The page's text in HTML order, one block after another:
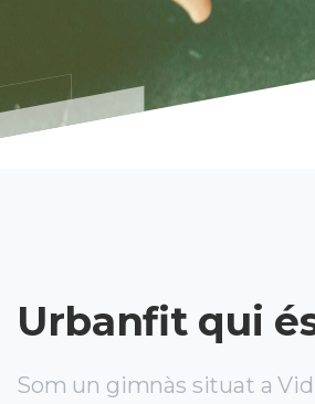
Urbanfit qui
Som un gimnàs situat a